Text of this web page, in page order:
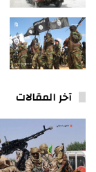
آخر المقالات